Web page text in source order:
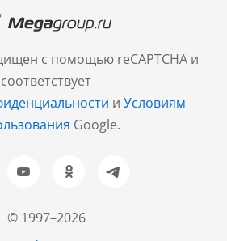
© 1997–2026
с помощью reCAPTCHA и
соответствует
и Условиям
Google.